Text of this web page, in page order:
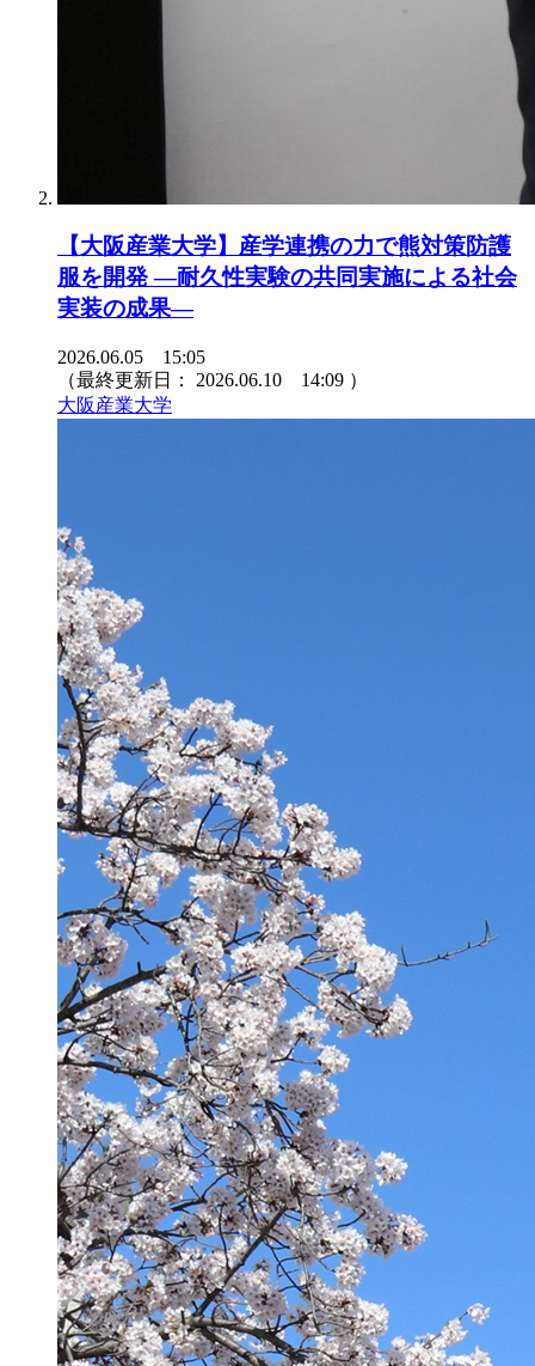
【大阪産業大学】産学連携の力で熊対策防護
服を開発 ―耐久性実験の共同実施による社会
実装の成果―
2026.06.05 15:05
（最終更新日： 2026.06.10 14:09 ）
大阪産業大学